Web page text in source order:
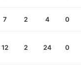
7 2 4 0
12 2 24 0